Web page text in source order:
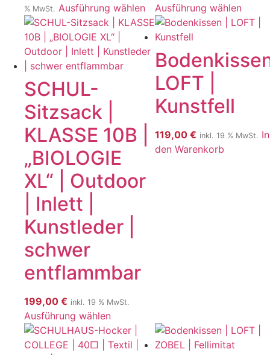
% MwSt. Ausführung wählen Ausführung wählen
SCHUL-
Sitzsack |
KLASSE 10B |
„BIOLOGIE
XL“ | Outdoor
| Inlett |
Kunstleder |
schwer
entflammbar
199,00 € inkl. 19 % MwSt.
Ausführung wählen
LOFT |
Kunstfell
119,00 € inkl. 19 % MwSt. In
den Warenkorb